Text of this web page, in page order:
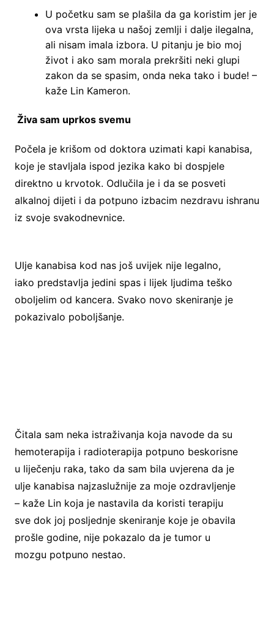
U početku sam se plašila da ga koristim jer je
ova vrsta lijeka u našoj zemlji i dalje ilegalna,
ali nisam imala izbora. U pitanju je bio moj
život i ako sam morala prekršiti neki glupi
zakon da se spasim, onda neka tako i bude! –
kaže Lin Kameron.
Živa sam uprkos svemu
Počela je krišom od doktora uzimati kapi kanabisa,
koje je stavljala ispod jezika kako bi dospjele
direktno u krvotok. Odlučila je i da se posveti
alkalnoj dijeti i da potpuno izbacim nezdravu ishranu
iz svoje svakodnevnice.
Ulje kanabisa kod nas još uvijek nije legalno,
iako predstavlja jedini spas i lijek ljudima teško
oboljelim od kancera. Svako novo skeniranje je
pokazivalo poboljšanje.
Čitala sam neka istraživanja koja navode da su
hemoterapija i radioterapija potpuno beskorisne
u liječenju raka, tako da sam bila uvjerena da je
ulje kanabisa najzaslužnije za moje ozdravljenje
– kaže Lin koja je nastavila da koristi terapiju
sve dok joj posljednje skeniranje koje je obavila
prošle godine, nije pokazalo da je tumor u
mozgu potpuno nestao.